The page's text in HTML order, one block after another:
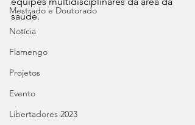
Mestrado e Doutorado
Notícia
Flamengo
Projetos
Evento
Libertadores 2023
saúde.